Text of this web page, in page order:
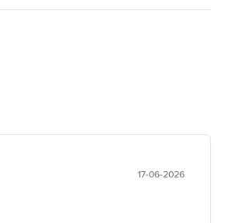
17-06-2026